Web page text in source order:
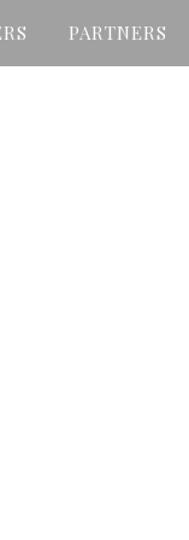
PARTNERS